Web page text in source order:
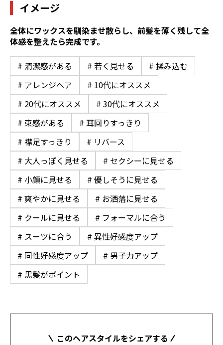
イメージ
全体にワックスを馴染ませ散らし、前髪を薄く残して全
体感を整えたら完成です。
# 清潔感がある # 若く見せる
# 揉み込む
# アレンジヘア
# 10代にオススメ
# 20代にオススメ
# 30代にオススメ
# 束感がある
# 耳回りすっきり
# 襟足すっきり
# リバース
# 大人っぽく見せる
# セクシーに見せる
# 小顔に見せる
# 優しそうに見せる
# 爽やかに見せる
# お洒落に見せる
# クールに見せる
# フォーマルに合う
# スーツに合う
# 異性好感度アップ
# 同性好感度アップ
# 男子力アップ
# 黒髪がポイント
このヘアスタイルをシェアする